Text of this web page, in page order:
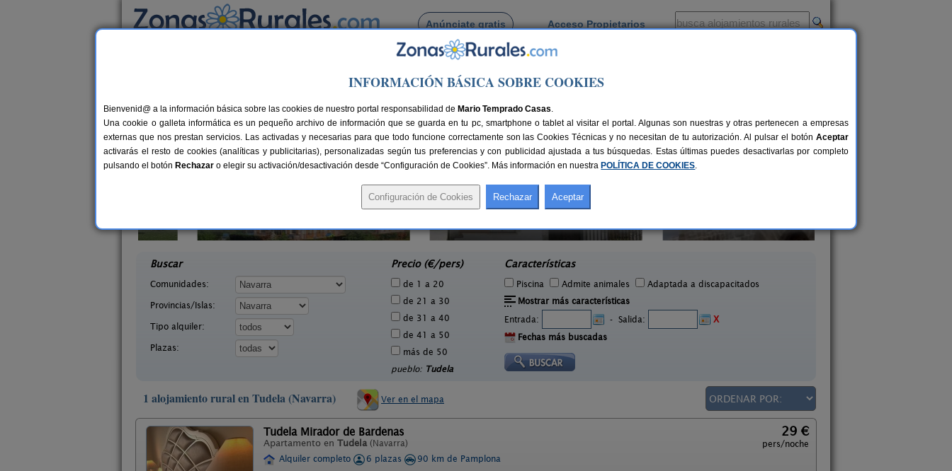
Anúnciate gratis Acceso Propietarios
Busca por pueblo
Casas Rurales en Tudela
36 €
Bordaberri
Buscar
Comunidades:
Provincias/Islas:
Tipo alquiler:
Plazas:
Precio (€/pers)
de 1 a 20
de 21 a 30
de 31 a 40
de 41 a 50
más de 50
pueblo: Tudela
Características
Piscina Admite animales
Adaptada a discapacitados
Mostrar más características
Entrada:
- Salida:
X
Fechas más buscadas
1 alojamiento rural en Tudela (Navarra) Ver en el mapa
Tudela Mirador de Bardenas
Apartamento en Tudela (Navarra)
29 €
pers/noche
Alquiler completo
6 plazas
90 km de Pamplona
INFORMACIÓN BÁSICA SOBRE COOKIES
Bienvenid@ a la información básica sobre las cookies de nuestro portal responsabilidad de Mario Temprado Casas.
Una cookie o galleta informática es un pequeño archivo de información que se guarda en tu pc, smartphone o tablet al visitar el portal. Algunas son nuestras y otras pertenecen a empresas
externas que nos prestan servicios. Las activadas y necesarias para que todo funcione correctamente son las Cookies Técnicas y no necesitan de tu autorización. Al pulsar el botón Aceptar
activarás el resto de cookies (analíticas y publicitarias), personalizadas según tus preferencias y con publicidad ajustada a tus búsquedas. Estas últimas puedes desactivarlas por completo
pulsando el botón Rechazar o elegir su activación/desactivación desde “Configuración de Cookies”. Más información en nuestra POLÍTICA DE COOKIES.